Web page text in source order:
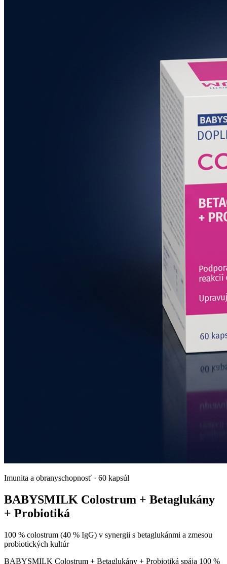
Imunita a obranyschopnosť · 60 kapsúl
BABYSMILK Colostrum + Betaglukány
+ Probiotiká
100 % colostrum (40 % IgG) v synergii s betaglukánmi a zmesou
probiotických kultúr
BABYSMILK Colostrum + Betaglukány + Probiotiká spája 100 %